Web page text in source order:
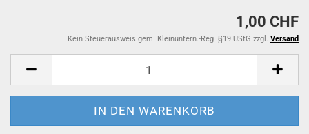
1,00 CHF
Kein Steuerausweis gem. Kleinuntern.-Reg. §19 UStG zzgl. Versand